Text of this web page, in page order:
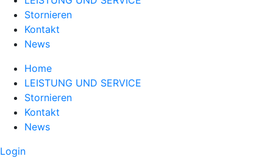
Stornieren
Kontakt
News
Home
LEISTUNG UND SERVICE
Stornieren
Kontakt
News
Login